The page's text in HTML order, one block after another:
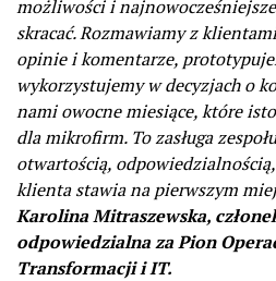
możliwości i
skracać. Rozmawiamy z
opinie i komentarze,
wykorzystujemy w decyzjach o
nami owocne miesiące, które
dla mikrofirm. To zasługa
otwartością,
klienta stawia na pierwszym
Karolina Mitraszewska,
odpowiedzialna za Pion
Transformacji i IT.